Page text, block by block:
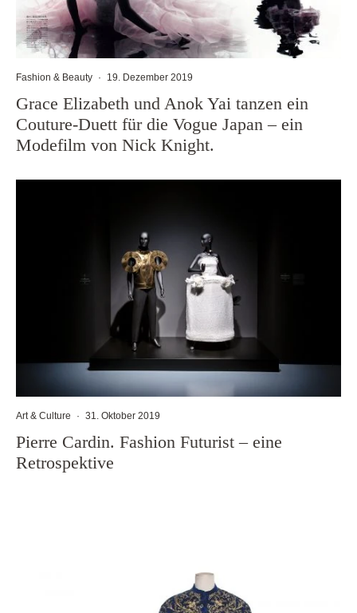
Fashion & Beauty · 19. Dezember 2019
Grace Elizabeth und Anok Yai tanzen ein
Couture-Duett für die Vogue Japan – ein
Modefilm von Nick Knight.
Art & Culture · 31. Oktober 2019
Pierre Cardin. Fashion Futurist – eine
Retrospektive